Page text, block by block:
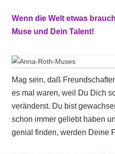
Wenn die Welt etwas
Muse und Dein Talent!
Mag sein, daß
es mal waren, weil Du Dich
veränderst. Du bist
schon immer geliebt haben
genial finden, werden Deine